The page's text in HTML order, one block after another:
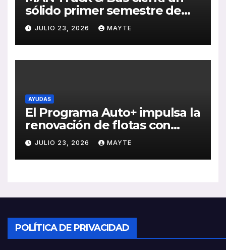
sólido primer semestre de
2026 con crecimiento en
ventas, pedidos y
rentabilidad
JULIO 23, 2026 MAYTE
AYUDAS
El Programa Auto+ impulsa la
renovación de flotas con
ayudas a vehículos eléctricos
ligeros
JULIO 23, 2026 MAYTE
POLÍTICA DE PRIVACIDAD